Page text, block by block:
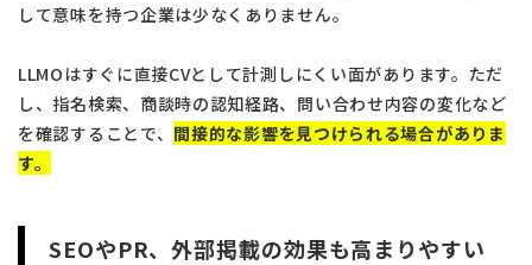
して意味を持つ企業は少なくありません。
LLMOはすぐに直接CVとして計測しにくい面があります。ただ
し、指名検索、商談時の認知経路、問い合わせ内容の変化など
を確認することで、 間接的な影響を見つけられる場合がありま
す。
SEOやPR、外部掲載の効果も高まりやすい